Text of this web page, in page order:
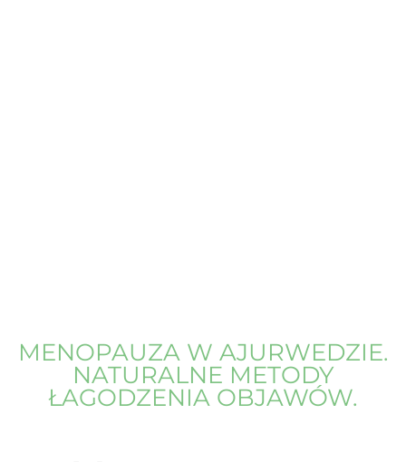
MENOPAUZA W AJURWEDZIE.
NATURALNE METODY
ŁAGODZENIA OBJAWÓW.